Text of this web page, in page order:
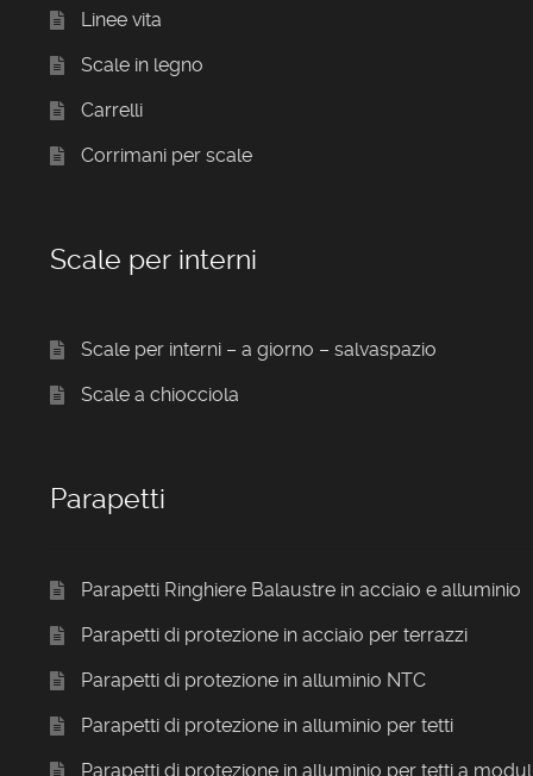
Linee vita
Scale in legno
Carrelli
Corrimani per scale
Scale per interni
Scale per interni – a giorno – salvaspazio
Scale a chiocciola
Parapetti
Parapetti Ringhiere Balaustre in acciaio e alluminio
Parapetti di protezione in acciaio per terrazzi
Parapetti di protezione in alluminio NTC
Parapetti di protezione in alluminio per tetti
Parapetti di protezione in alluminio per tetti a